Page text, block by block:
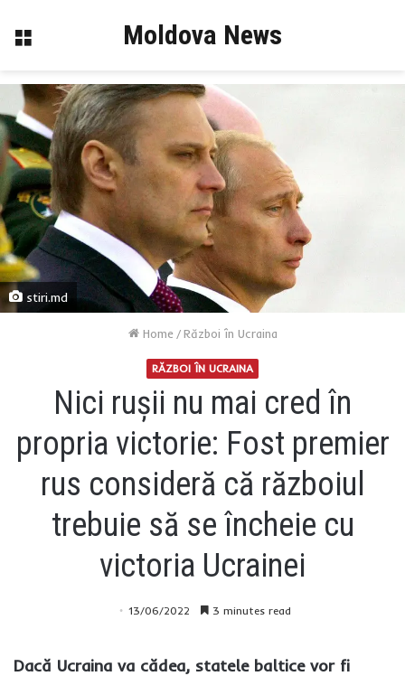
Menu Moldova News
stiri.md
Home / Război în Ucraina
RĂZBOI ÎN UCRAINA
Nici rușii nu mai cred în
propria victorie: Fost premier
rus consideră că războiul
trebuie să se încheie cu
victoria Ucrainei
13/06/2022 3 minutes read
Dacă Ucraina va cădea, statele baltice vor fi